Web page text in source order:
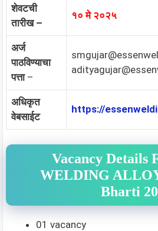
शेवटची
तारीख –
१० मे २०२५
अर्ज
पाठविण्याचा
पत्ता–
अधिकृत
वेबसाईट
https://
Vacancy Details
WELDING
Bharti
01 vacancy